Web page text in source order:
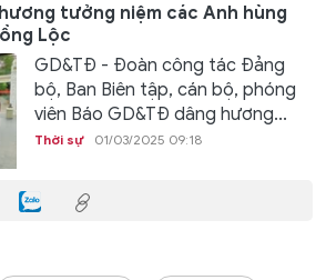
tưởng niệm các Anh hùng
Lộc
GD&TĐ - Đoàn công tác Đảng
bộ, Ban Biên tập, cán bộ, phóng
viên Báo GD&TĐ dâng hương...
Thời sự 01/03/2025 09:18